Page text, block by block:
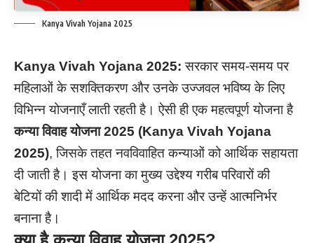
Kanya Vivah Yojana 2025
Kanya Vivah Yojana 2025:सरकार समय-समय पर
महिलाओं के सशक्तिकरण और उनके उज्जवल भविष्य के लिए
विभिन्न योजनाएँ लाती रहती है। ऐसी ही एक महत्वपूर्ण योजना है
कन्या विवाह योजना 2025 (Kanya Vivah Yojana
2025), जिसके तहत नवविवाहित कन्याओं को आर्थिक सहायता
दी जाती है। इस योजना का मुख्य उद्देश्य गरीब परिवारों की
बेटियों की शादी में आर्थिक मदद करना और उन्हें आत्मनिर्भर
बनाना है।